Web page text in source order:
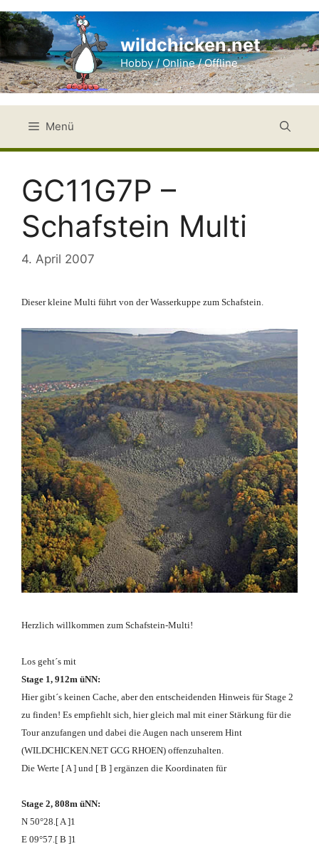
Zum
Inhalt
springen
wildchicken.net
Hobby / Online / Offline
Menü
GC11G7P –
Schafstein Multi
4. April 2007
Dieser kleine Multi führt von der Wasserkuppe zum Schafstein.
Herzlich willkommen zum Schafstein-Multi!
Los geht´s mit
Stage 1, 912m üNN:
Hier gibt´s keinen Cache, aber den entscheidenden Hinweis für Stage 2
zu finden! Es empfiehlt sich, hier gleich mal mit einer Stärkung für die
Tour anzufangen und dabei die Augen nach unserem Hint
(WILDCHICKEN.NET GCG RHOEN) offenzuhalten.
Die Werte [ A ] und [ B ] ergänzen die Koordinaten für
Stage 2, 808m üNN:
N 50°28.[ A ]1
E 09°57.[ B ]1